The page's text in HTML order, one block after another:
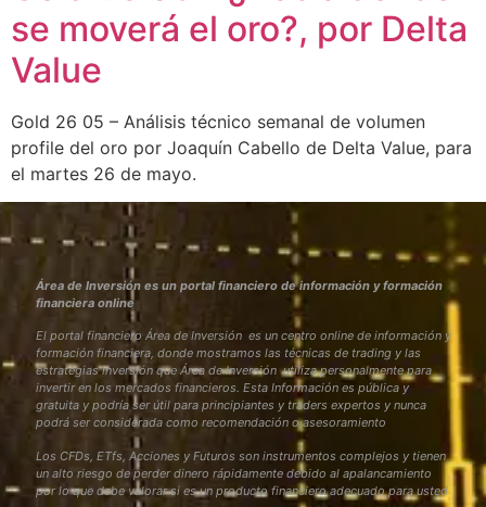
se moverá el oro?, por Delta
Value
Gold 26 05 – Análisis técnico semanal de volumen
profile del oro por Joaquín Cabello de Delta Value, para
el martes 26 de mayo.
Área de Inversión es un portal financiero de información y formación
financiera online
El portal financiero Área de Inversión es un centro online de información y
formación financiera, donde mostramos las técnicas de trading y las
estrategias inversión que Área de Inversión utiliza personalmente para
invertir en los mercados financieros. Esta Información es pública y
gratuita y podría ser útil para principiantes y traders expertos y nunca
podrá ser considerada como recomendación o asesoramiento
Los CFDs, ETfs, Acciones y Futuros son instrumentos complejos y tienen
un alto riesgo de perder dinero rápidamente debido al apalancamiento
por lo que debe valorar si es un producto financiero adecuado para usted